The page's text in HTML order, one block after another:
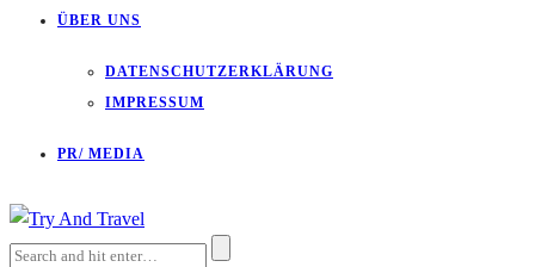
ÜBER UNS
DATENSCHUTZERKLÄRUNG
IMPRESSUM
PR/ MEDIA